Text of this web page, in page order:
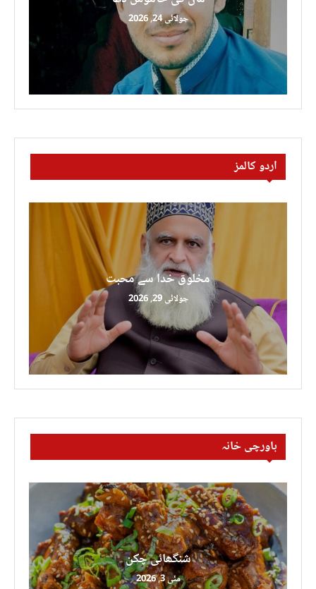
جولائی 24, 2026
اردو کالمز
مخلوق خدا سے محبت
جولائی 29, 2026
باورچی خانہ
شنگھائی چکن
مئی 3, 2026